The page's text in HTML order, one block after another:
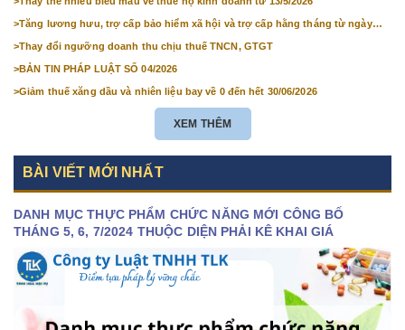
>Tăng lương hưu, trợ cấp bảo hiểm xã hội và trợ cấp hằng tháng từ ngày
>Thay đổi ngưỡng doanh thu chịu thuế TNCN, GTGT
>BẢN TIN PHÁP LUẬT SỐ 04/2026
>Giảm thuế xăng dầu và nhiên liệu bay về 0 đến hết 30/06/2026
XEM THÊM
BÀI VIẾT MỚI NHẤT
DANH MỤC THỰC PHẨM CHỨC NĂNG MỚI CÔNG BỐ
THÁNG 5, 6, 7/2024 THUỘC DIỆN PHẢI KÊ KHAI GIÁ